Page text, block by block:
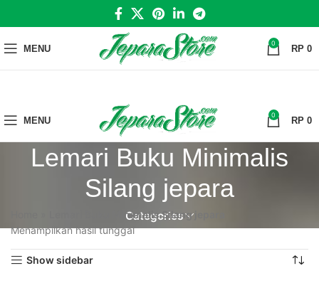
MENU 0 RP 0
MENU 0 RP 0
Lemari Buku Minimalis
Silang jepara
Categories
Lemari Buku Minimalis Silang jepara
Menampilkan hasil tunggal
Show sidebar